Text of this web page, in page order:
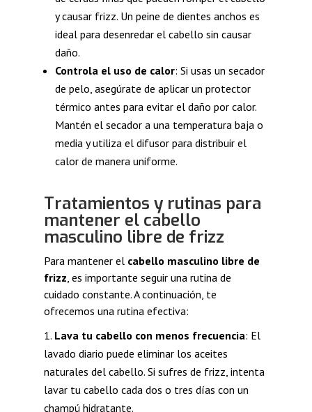
y causar frizz. Un peine de dientes anchos es
ideal para desenredar el cabello sin causar
daño.
Controla el uso de calor: Si usas un secador
de pelo, asegúrate de aplicar un protector
térmico antes para evitar el daño por calor.
Mantén el secador a una temperatura baja o
media y utiliza el difusor para distribuir el
calor de manera uniforme.
Tratamientos y rutinas para
mantener el cabello
masculino libre de frizz
Para mantener el cabello masculino libre de
frizz , es importante seguir una rutina de
cuidado constante. A continuación, te
ofrecemos una rutina efectiva:
Lava tu cabello con menos frecuencia: El
lavado diario puede eliminar los aceites
naturales del cabello. Si sufres de frizz, intenta
lavar tu cabello cada dos o tres días con un
champú hidratante.